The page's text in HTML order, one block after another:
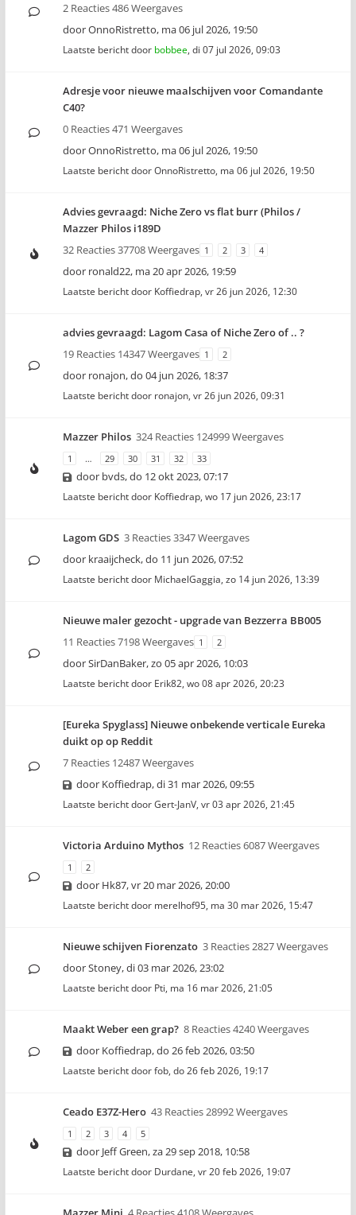
2 Reacties 486 Weergaves
doorOnnoRistretto, ma 06 jul 2026, 19:50
Laatste bericht door bobbee, di 07 jul 2026, 09:03
Adresje voor nieuwe maalschijven voor Comandante
C40?
0 Reacties 471 Weergaves
doorOnnoRistretto, ma 06 jul 2026, 19:50
Laatste bericht doorOnnoRistretto, ma 06 jul 2026, 19:50
Advies gevraagd: Niche Zero vs flat burr (Philos /
Mazzer Philos i189D
32 Reacties 37708 Weergaves 1 2 3 4
door ronald22, ma 20 apr 2026, 19:59
Laatste bericht door Koffiedrap, vr 26 jun 2026, 12:30
advies gevraagd: Lagom Casa of Niche Zero of .. ?
19 Reacties 14347 Weergaves 1 2
door ronajon,do 04 jun 2026, 18:37
Laatste bericht door ronajon, vr 26 jun 2026, 09:31
Mazzer Philos 324 Reacties 124999 Weergaves
1 … 29 30 31 32 33
door bvds,do 12 okt 2023, 07:17
Laatste bericht door Koffiedrap, wo 17 jun 2026, 23:17
Lagom GDS 3 Reacties 3347 Weergaves
door kraaijcheck,do 11 jun 2026, 07:52
Laatste bericht door MichaelGaggia, zo 14 jun 2026, 13:39
Nieuwe maler gezocht - upgrade van Bezzerra BB005
11 Reacties 7198 Weergaves 1 2
doorSirDanBaker,zo 05 apr 2026, 10:03
Laatste bericht door Erik82, wo 08 apr 2026, 20:23
[Eureka Spyglass] Nieuwe onbekende verticale Eureka
duikt op op Reddit
7 Reacties 12487 Weergaves
door Koffiedrap,di 31 mar 2026, 09:55
Laatste bericht doorGert-JanV, vr 03 apr 2026, 21:45
Victoria Arduino Mythos 12 Reacties 6087 Weergaves
1 2
door Hk87,vr 20 mar 2026, 20:00
Laatste bericht door merelhof95, ma 30 mar 2026, 15:47
Nieuwe schijven Fiorenzato 3 Reacties 2827 Weergaves
doorStoney,di 03 mar 2026, 23:02
Laatste bericht door Pti, ma 16 mar 2026, 21:05
Maakt Weber een grap? 8 Reacties 4240 Weergaves
door Koffiedrap,do 26 feb 2026, 03:50
Laatste bericht doorfob, do 26 feb 2026, 19:17
Ceado E37Z-Hero 43 Reacties 28992 Weergaves
1 2 3 4 5
door Jeff Green,za 29 sep 2018, 10:58
Laatste bericht door Durdane, vr 20 feb 2026, 19:07